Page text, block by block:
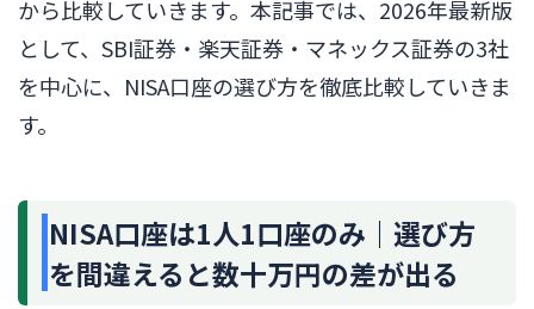
から比較していきます。本記事では、2026年最新版
として、SBI証券・楽天証券・マネックス証券の3社
を中心に、NISA口座の選び方を徹底比較していきま
す。
NISA口座は1人1口座のみ｜選び方
を間違えると数十万円の差が出る